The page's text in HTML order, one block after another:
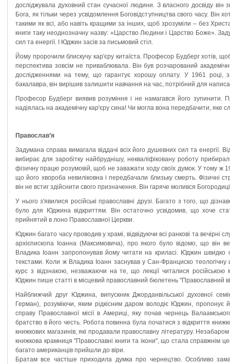
досліджувала духовний стан сучасної людини. З власного досвіду
Бога, як тільки через усвідомлення Боговідступництва свого часу.
такими як всі, або навіть кращими за інших, щоб зрозуміли – без
книги таку неоднозначну назву: «Царство Людини і Царство Боже».
сил та енергії. І Юджин засів за письмовий стіл.
Йому пророчили блискучу кар'єру китаїста. Професор Будберг хотів,
перспектива зовсім не приваблювала. Він був розчарований
дослідженнями на тему, що гарантує хорошу оплату. У 1961 році,
бакалавра, він вирішив залишити навчання на час, потрібний для
Професор Будберг виявив розуміння і не намагався його
надіялась на академічну кар'єру сина! Чи могла вона передбачити, яке
Православ’я
Задумана справа вимагала віддачі всіх його душевних сил та енергії.
вибирає для заробітку найбруднішу, некваліфіковану роботу
фізичну працю розумовій, щоб не заважати ходу своїх думок. У тому ж
що його хвороба невиліковна і передбачали близьку смерть. Фізичні
він не встиг здійснити свого призначення. Він гаряче молився
У нього з'явилися російські православні друзі. Багато з того, що
було для Юджина відкриттям. Він остаточно усвідомив, що хоче
прийнятий в лоно Православної Церкви.
Юджин багато часу проводив у храмі, відвідуючи всі ранкові та вечірні
архієпископа Іоанна (Максимовича), про якого було відомо, що він
Владика Іоанн запропонував йому читати на криласі. Юджин швидко
текстами. Коли ж Владика Іоанн заснував у Сан-Франциско
курс з відзнакою, незважаючи на те, що лекції читалися російською
Юджин пише статті в місцевий православний бюлетень "Православний
Найближчий друг Юджина, випускник Джорданвільської духовної
Герман), розуміючи, яким рідкісним даром володіє Юджин, пропонує
справу Православної місії в Америці, яку почав чернець
братство в його честь. Робота повинна була початися з відкриття
книжкових магазинів, які продавали православну літературу.
книжкова крамниця "Православні книги та ікони", що стала справжнім
багато американців прийшли до віри.
Братам все частіше приходила думка про чернецтво. Особливо